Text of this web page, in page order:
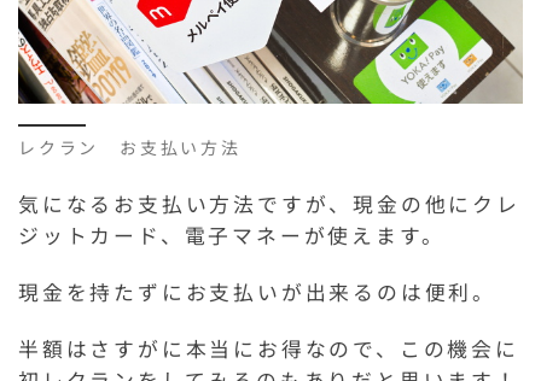
レクラン お支払い方法
気になるお支払い方法ですが、現金の他にクレ
ジットカード、電子マネーが使えます。
現金を持たずにお支払いが出来るのは便利。
半額はさすがに本当にお得なので、この機会に